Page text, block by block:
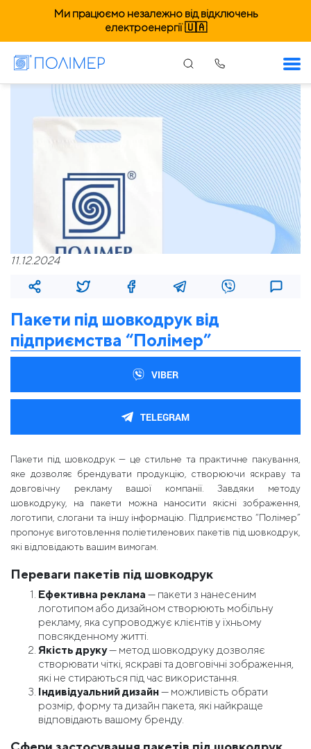
Ми працюємо незалежно від відключень
електроенергії 🇺🇦
11.12.2024
Пакети під шовкодрук від
підприємства “Полімер”
VIBER
TELEGRAM
Пакети під шовкодрук — це стильне та практичне пакування,
яке дозволяє брендувати продукцію, створюючи яскраву та
довговічну рекламу вашої компанії. Завдяки методу
шовкодруку, на пакети можна наносити якісні зображення,
логотипи, слогани та іншу інформацію. Підприємство “Полімер”
пропонує виготовлення поліетиленових пакетів під шовкодрук,
які відповідають вашим вимогам.
Переваги пакетів під шовкодрук
Ефективна реклама — пакети з нанесеним
логотипом або дизайном створюють мобільну
рекламу, яка супроводжує клієнтів у їхньому
повсякденному житті.
Якість друку— метод шовкодруку дозволяє
створювати чіткі, яскраві та довговічні зображення,
які не стираються під час використання.
Індивідуальний дизайн— можливість обрати
розмір, форму та дизайн пакета, які найкраще
відповідають вашому бренду.